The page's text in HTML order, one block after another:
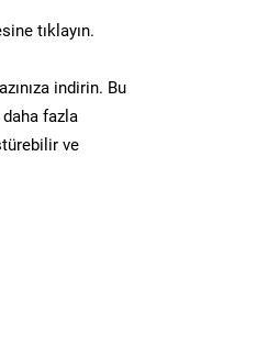
tıklayın.
indirin. Bu
daha fazla
ve